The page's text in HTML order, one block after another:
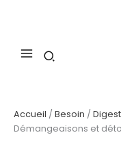
Accueil / Besoin /
Démangeaisons et
et
détox